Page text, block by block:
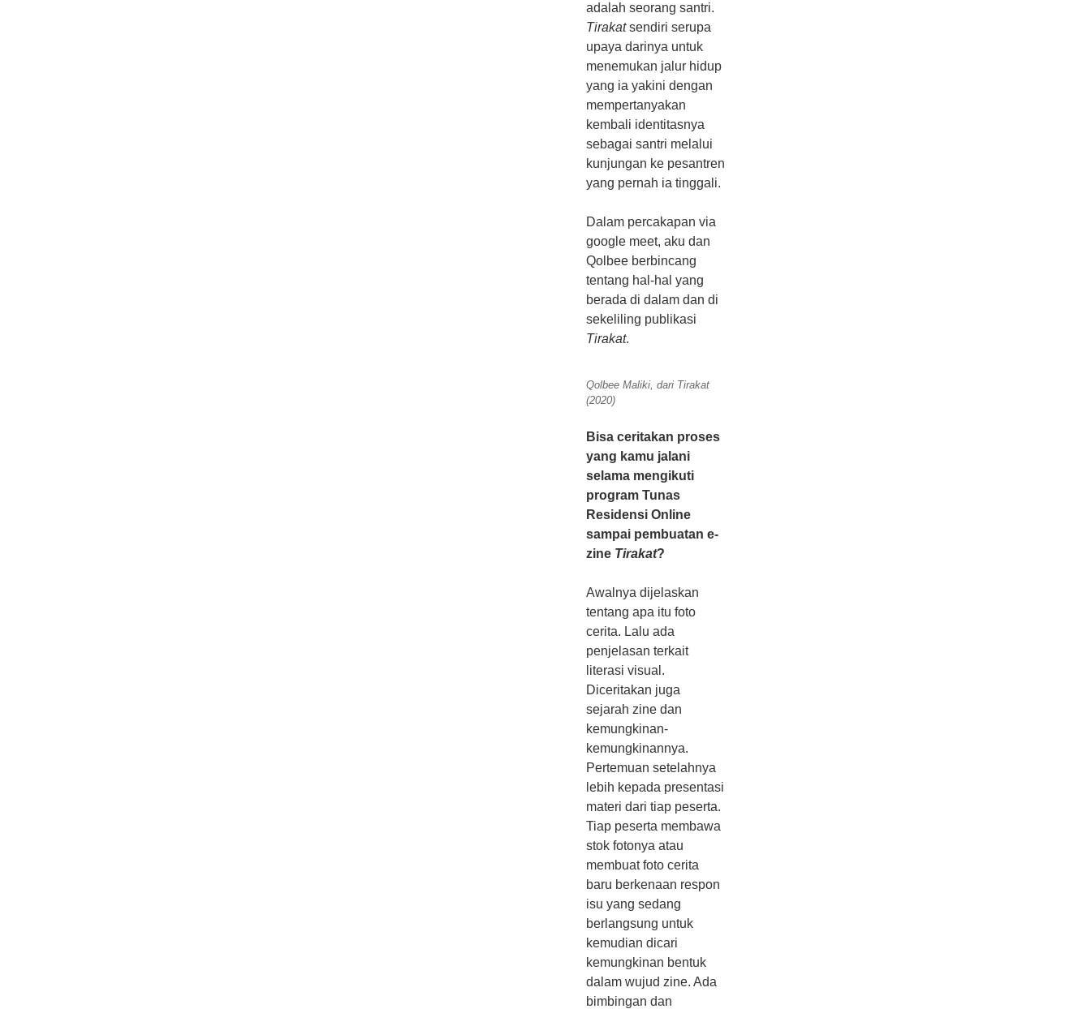
adalah seorang santri.
Tirakatsendiri serupa
upaya darinya untuk
menemukan jalur hidup
yang ia yakini dengan
mempertanyakan
kembali identitasnya
sebagai santri melalui
kunjungan ke pesantren
yang pernah ia tinggali.
Dalam percakapan via
google meet, aku dan
Qolbee berbincang
tentang hal-hal yang
berada di dalam dan di
sekeliling publikasi
Tirakat.
Qolbee Maliki, dari Tirakat
(2020)
Bisa ceritakan proses
yang kamu jalani
selama mengikuti
program Tunas
Residensi Online
sampai pembuatan e-
zine Tirakat?
Awalnya dijelaskan
tentang apa itu foto
cerita. Lalu ada
penjelasan terkait
literasi visual.
Diceritakan juga
sejarah zine dan
kemungkinan-
kemungkinannya.
Pertemuan setelahnya
lebih kepada presentasi
materi dari tiap peserta.
Tiap peserta membawa
stok fotonya atau
membuat foto cerita
baru berkenaan respon
isu yang sedang
berlangsung untuk
kemudian dicari
kemungkinan bentuk
dalam wujud zine. Ada
bimbingan dan